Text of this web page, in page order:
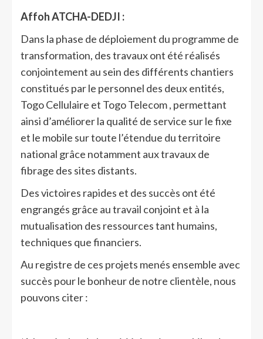
Affoh ATCHA-DEDJI :
Dans la phase de déploiement du programme de
transformation, des travaux ont été réalisés
conjointement au sein des différents chantiers
constitués par le personnel des deux entités,
Togo Cellulaire et Togo Telecom , permettant
ainsi d’améliorer la qualité de service sur le fixe
et le mobile sur toute l’étendue du territoire
national grâce notamment aux travaux de
fibrage des sites distants.
Des victoires rapides et des succès ont été
engrangés grâce au travail conjoint et à la
mutualisation des ressources tant humains,
techniques que financiers.
Au registre de ces projets menés ensemble avec
succès pour le bonheur de notre clientèle, nous
pouvons citer :